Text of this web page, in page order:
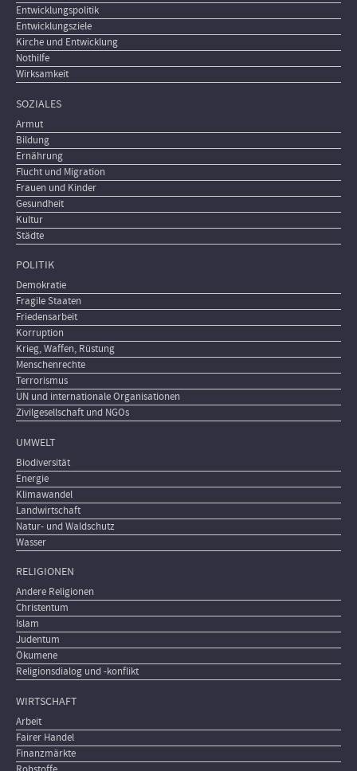
Entwicklungspolitik
Entwicklungsziele
Kirche und Entwicklung
Nothilfe
Wirksamkeit
SOZIALES
Armut
Bildung
Ernährung
Flucht und Migration
Frauen und Kinder
Gesundheit
Kultur
Städte
POLITIK
Demokratie
Fragile Staaten
Friedensarbeit
Korruption
Krieg, Waffen, Rüstung
Menschenrechte
Terrorismus
UN und internationale Organisationen
Zivilgesellschaft und NGOs
UMWELT
Biodiversität
Energie
Klimawandel
Landwirtschaft
Natur- und Waldschutz
Wasser
RELIGIONEN
Andere Religionen
Christentum
Islam
Judentum
Ökumene
Religionsdialog und -konflikt
WIRTSCHAFT
Arbeit
Fairer Handel
Finanzmärkte